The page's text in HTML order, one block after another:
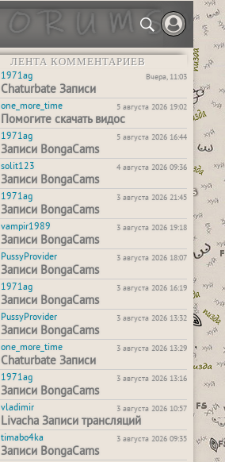
ЛЕНТА КОММЕНТАРИЕВ
1971ag
Вчера, 11:03
Chaturbate Записи
one_more_time 5 августа 2026 19:02
Помогите скачать видос
1971ag 5 августа 2026 16:44
Записи BongaCams
solit123 4 августа 2026 09:36
Записи BongaCams
1971ag 3 августа 2026 21:45
Записи BongaCams
vampir1989 3 августа 2026 19:18
Записи BongaCams
PussyProvider 3 августа 2026 18:07
Записи BongaCams
1971ag 3 августа 2026 16:19
Записи BongaCams
PussyProvider 3 августа 2026 13:32
Записи BongaCams
one_more_time 3 августа 2026 13:29
Chaturbate Записи
1971ag 3 августа 2026 13:16
Записи BongaCams
vladimir 3 августа 2026 10:57
Livacha Записи трансляций
timabo4ka 3 августа 2026 09:35
Записи BongaCams